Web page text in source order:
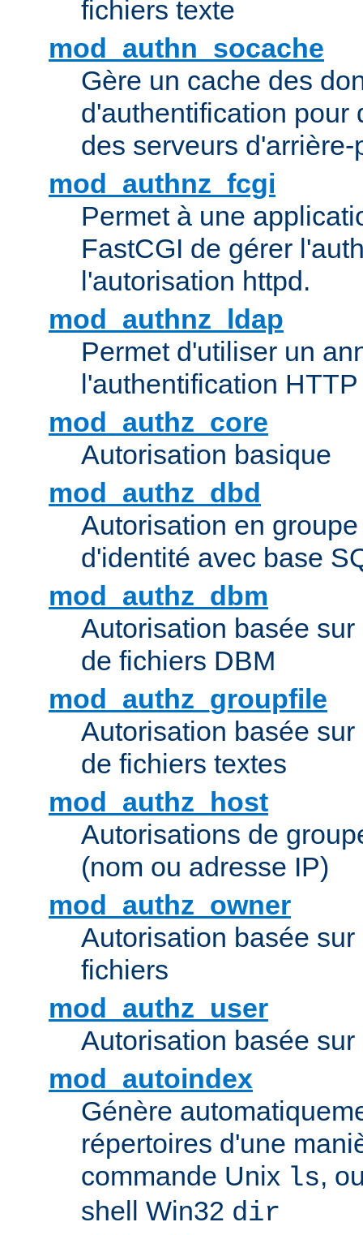
fichiers texte
mod_authn_socache
Gère un cache des
d'authentification pour
des serveurs d'arrière-
mod_authnz_fcgi
Permet à une
FastCGI de gérer
l'autorisation httpd.
mod_authnz_ldap
Permet d'utiliser un
l'authentification
mod_authz_core
Autorisation basique
mod_authz_dbd
Autorisation en
d'identité avec base
mod_authz_dbm
Autorisation basée
de fichiers DBM
mod_authz_groupfile
Autorisation basée
de fichiers textes
mod_authz_host
Autorisations de
(nom ou adresse IP)
mod_authz_owner
Autorisation basée
fichiers
mod_authz_user
Autorisation basée
mod_autoindex
Génère
répertoires d'une
commande Unix ls,
shell Win32 dir